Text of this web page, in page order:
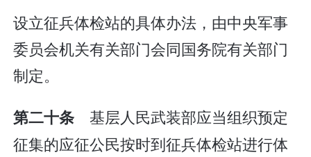
设立征兵体检站的具体办法，由中央军事
委员会机关有关部门会同国务院有关部门
制定。
第二十条 基层人民武装部应当组织预定
征集的应征公民按时到征兵体检站进行体